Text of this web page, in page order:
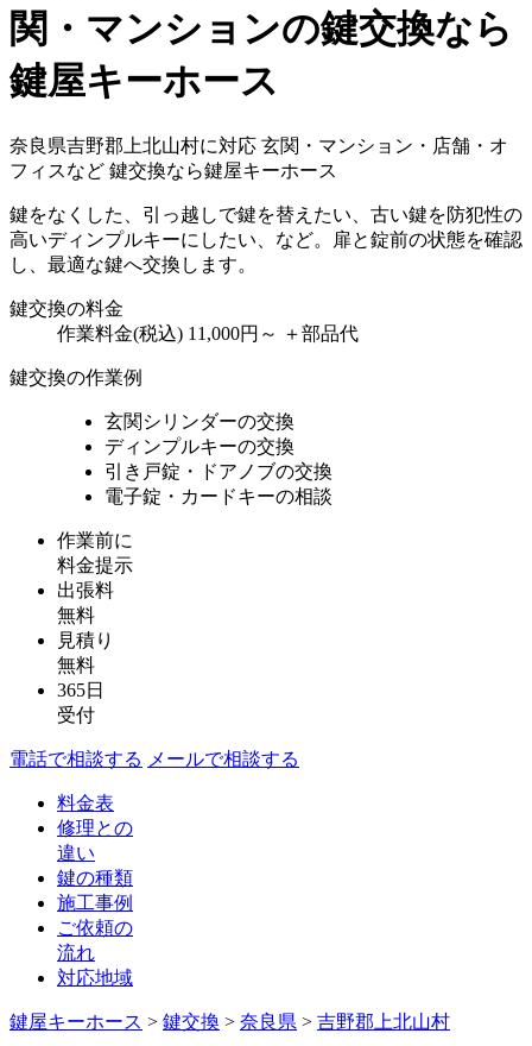
関・マンションの鍵交換なら
鍵屋キーホース
奈良県吉野郡上北山村に対応 玄関・マンション・店舗・オ
フィスなど 鍵交換なら鍵屋キーホース
鍵をなくした、引っ越しで鍵を替えたい、古い鍵を防犯性の
高いディンプルキーにしたい、など。扉と錠前の状態を確認
し、最適な鍵へ交換します。
鍵交換の料金
作業料金(税込) 11,000円～ ＋部品代
鍵交換の作業例
玄関シリンダーの交換
ディンプルキーの交換
引き戸錠・ドアノブの交換
電子錠・カードキーの相談
作業前に
料金提示
出張料
無料
見積り
無料
365日
受付
電話で相談する メールで相談する
料金表
修理との
違い
鍵の種類
施工事例
ご依頼の
流れ
対応地域
鍵屋キーホース > 鍵交換 > 奈良県 > 吉野郡上北山村